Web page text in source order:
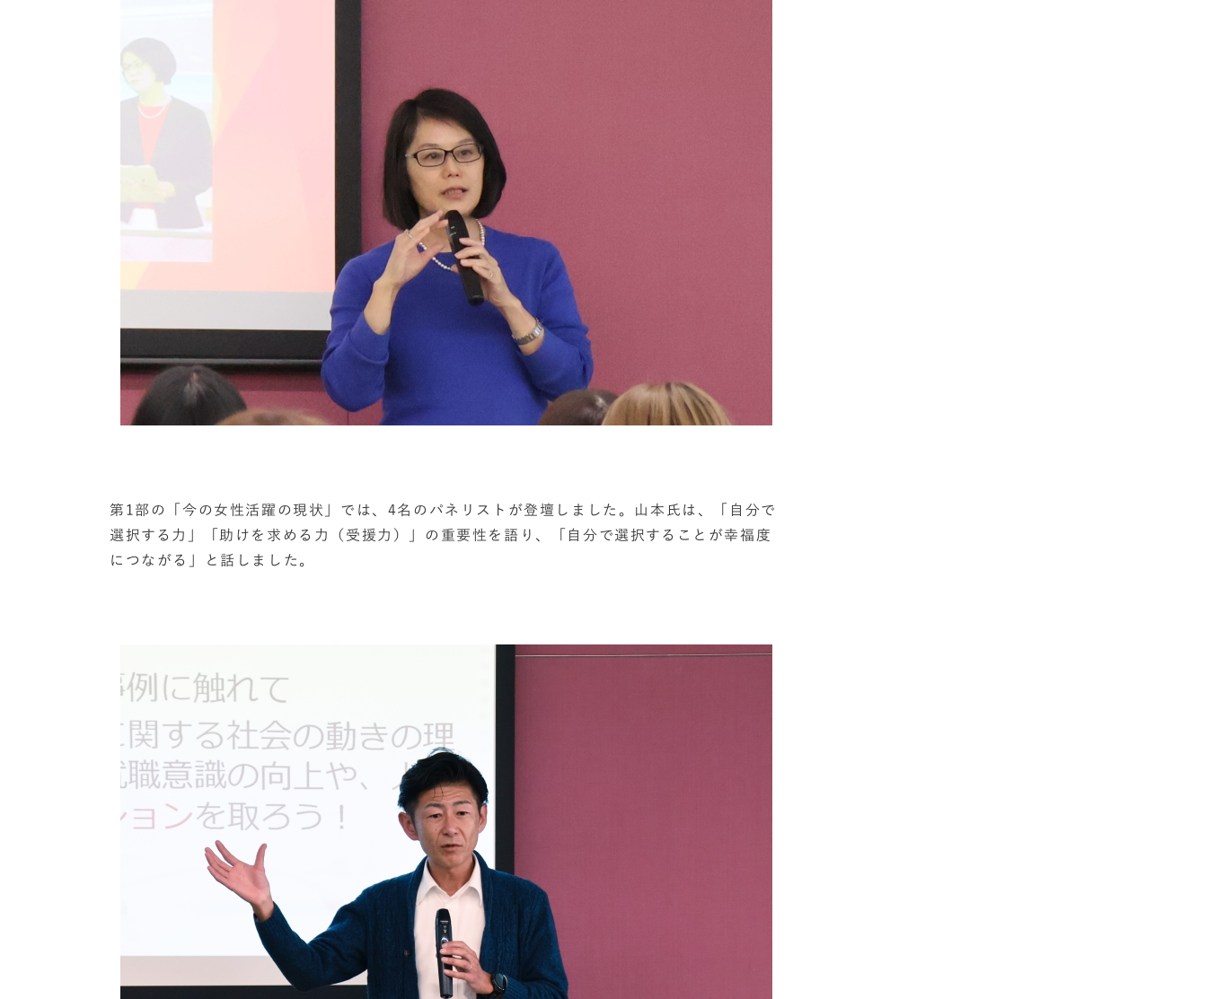
第1部の「今の女性活躍の現状」では、4名のパネリストが登壇しました。山本氏は、「自分で
選択する力」「助けを求める力（受援力）」の重要性を語り、「自分で選択することが幸福度
につながる」と話しました。